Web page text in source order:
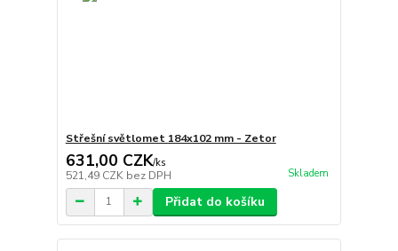
Střešní světlomet 184x102 mm - Zetor
631,00 CZK/ks
521,49 CZK bez DPH Skladem
Přidat do košíku